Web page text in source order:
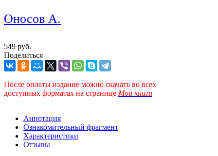
Оносов А.
549 руб.
Поделиться
После оплаты издание можно скачать во всех
доступных форматах на странице Мои книги
Аннотация
Ознакомительный фрагмент
Характеристики
Отзывы